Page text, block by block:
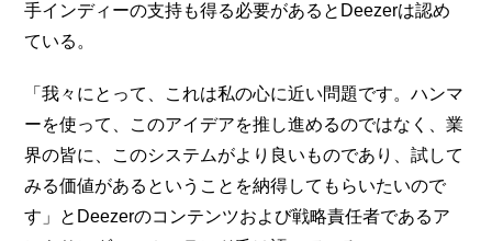
手インディーの支持も得る必要があるとDeezerは認め
ている。
「我々にとって、これは私の心に近い問題です。ハンマ
ーを使って、このアイデアを推し進めるのではなく、業
界の皆に、このシステムがより良いものであり、試して
みる価値があるということを納得してもらいたいので
す」とDeezerのコンテンツおよび戦略責任者であるア